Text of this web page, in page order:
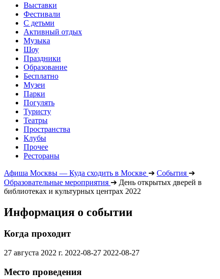
Выставки
Фестивали
С детьми
Активный отдых
Музыка
Шоу
Праздники
Образование
Бесплатно
Музеи
Парки
Погулять
Туристу
Театры
Пространства
Клубы
Прочее
Рестораны
Афиша Москвы — Куда сходить в Москве ➔ События ➔
Образовательные мероприятия ➔ День открытых дверей в
библиотеках и культурных центрах 2022
Информация о событии
Когда проходит
27 августа 2022 г. 2022-08-27 2022-08-27
Место проведения